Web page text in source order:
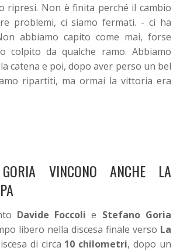
ripresi. Non è finita perché il cambio
problemi, ci siamo fermati. - ci ha
abbiamo capito come mai, forse
colpito da qualche ramo. Abbiamo
catena e poi, dopo aver perso un bel
ripartiti, ma ormai la vittoria era
VINCONO ANCHE LA
Davide Foccoli e Stefano Goria
libero nella discesa finale verso La
di circa 10 chilometri, dopo un